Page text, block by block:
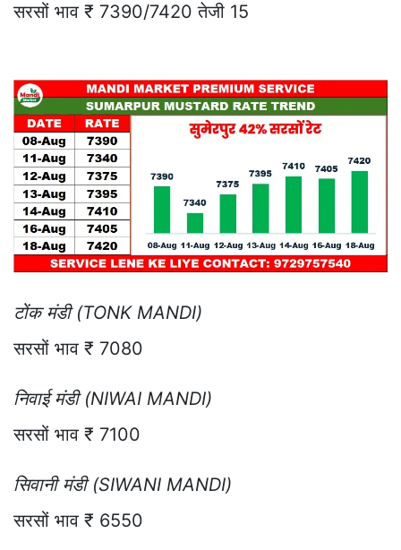
सरसों भाव ₹ 7390/7420 तेजी 15
टोंक मंडी (TONK MANDI)
सरसों भाव ₹ 7080
निवाई मंडी (NIWAI MANDI)
सरसों भाव ₹ 7100
सिवानी मंडी (SIWANI MANDI)
सरसों भाव ₹ 6550